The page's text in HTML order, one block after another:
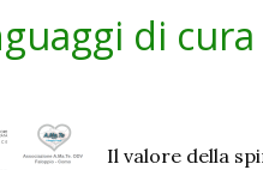
di
Il valore della